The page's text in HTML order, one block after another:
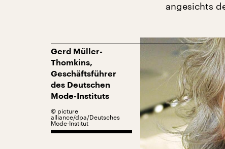
angesichts
Gerd Müller-
Thomkins,
Geschäftsführer
des Deutschen
Mode-Instituts
© picture
alliance/dpa/Deutsches
Mode-Institut